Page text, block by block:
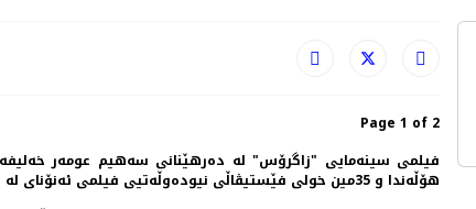
Page 1 of 2
هۆڵەندا و 35مین خولی فێستیڤاڵی نیودەوڵەتیی فیلمی ئەنۆنای لە فەڕەنسا بەشداردەبێت.